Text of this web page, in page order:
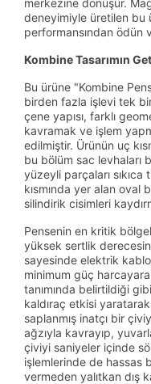
deneyimiyle üretilen bu
performansından ödün
Kombine Tasarımın
Bu ürüne "Kombine
birden fazla işlevi tek
çene yapısı, farklı
kavramak ve işlem
edilmiştir. Ürünün uç
bu bölüm sac levhaları
yüzeyli parçaları
kısmında yer alan oval
silindirik cisimleri
Pensenin en kritik
yüksek sertlik
sayesinde elektrik
minimum güç
tanımında belirtildiği
kaldıraç etkisi
saplanmış inatçı bir
ağzıyla kavrayıp,
çiviyi saniyeler içinde
işlemlerinde de hassas
vermeden yalıtkan dış